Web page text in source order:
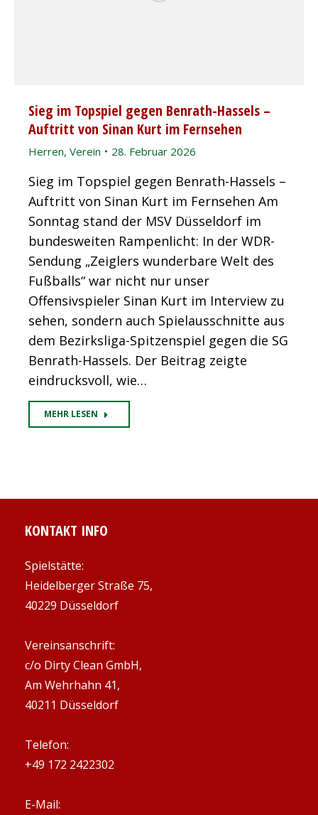
Sieg im Topspiel gegen Benrath-Hassels –
Auftritt von Sinan Kurt im Fernsehen
Herren, Verein 28. Februar 2026
Sieg im Topspiel gegen Benrath-Hassels –
Auftritt von Sinan Kurt im Fernsehen Am
Sonntag stand der MSV Düsseldorf im
bundesweiten Rampenlicht: In der WDR-
Sendung „Zeiglers wunderbare Welt des
Fußballs“ war nicht nur unser
Offensivspieler Sinan Kurt im Interview zu
sehen, sondern auch Spielausschnitte aus
dem Bezirksliga-Spitzenspiel gegen die SG
Benrath-Hassels. Der Beitrag zeigte
eindrucksvoll, wie…
MEHR LESEN
KONTAKT INFO
Spielstätte:
Heidelberger Straße 75,
40229 Düsseldorf
Vereinsanschrift:
c/o Dirty Clean GmbH,
Am Wehrhahn 41,
40211 Düsseldorf
Telefon:
+49 172 2422302
E-Mail: